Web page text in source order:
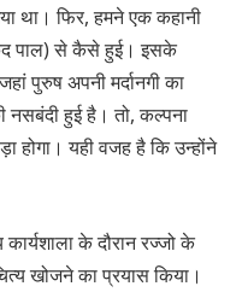
था। फिर, हमने एक कहानी
पाल) से कैसे हुई। इसके
पुरुष अपनी मर्दानगी का
हुई है। तो, कल्पना
होगा। यही वजह है कि उन्होंने
के दौरान रज्जो के
खोजने का प्रयास किया।